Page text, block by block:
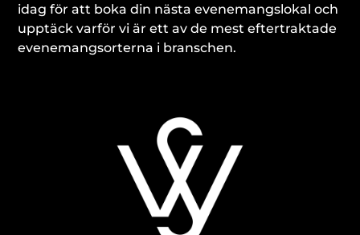
idag för att boka din nästa evenemangslokal och
upptäck varför vi är ett av de mest eftertraktade
evenemangsorterna i branschen.